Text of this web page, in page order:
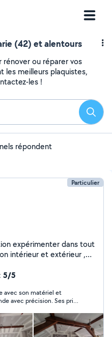
(42) et alentours
rénover ou réparer vos
les meilleurs plaquistes,
les !
répondent
Particulier
tout
intérieur et extérieur ,
de nettoyage et
nous
5/5
avec précision. Ses prix
travail et votre sérieux !